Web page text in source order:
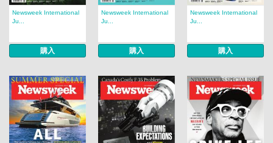
Newsweek International
Ju...
購入
Newsweek International
Ju...
購入
Newsweek International
Ju...
購入